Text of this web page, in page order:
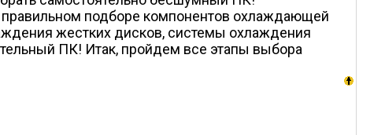
правильном подборе компонентов охлаждающей
жестких дисков, системы охлаждения
ПК! Итак, пройдем все этапы выбора